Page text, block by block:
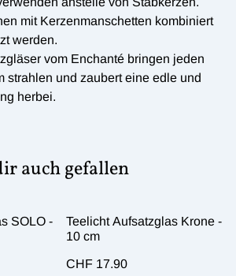
mit Kerzenmanschetten kombiniert
werden.
vom Enchanté bringen jeden
strahlen und zaubert eine edle und
herbei.
auch gefallen
SOLO -
Teelicht Aufsatzglas Krone -
10 cm
CHF 17.90